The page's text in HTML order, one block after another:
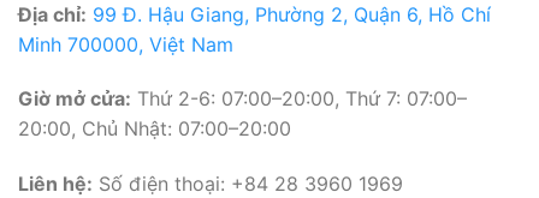
Địa chỉ: 99 Đ. Hậu Giang, Phường 2, Quận 6, Hồ Chí
Minh 700000, Việt Nam
Giờ mở cửa: Thứ 2-6: 07:00–20:00, Thứ 7: 07:00–
20:00, Chủ Nhật: 07:00–20:00
Liên hệ: Số điện thoại: +84 28 3960 1969